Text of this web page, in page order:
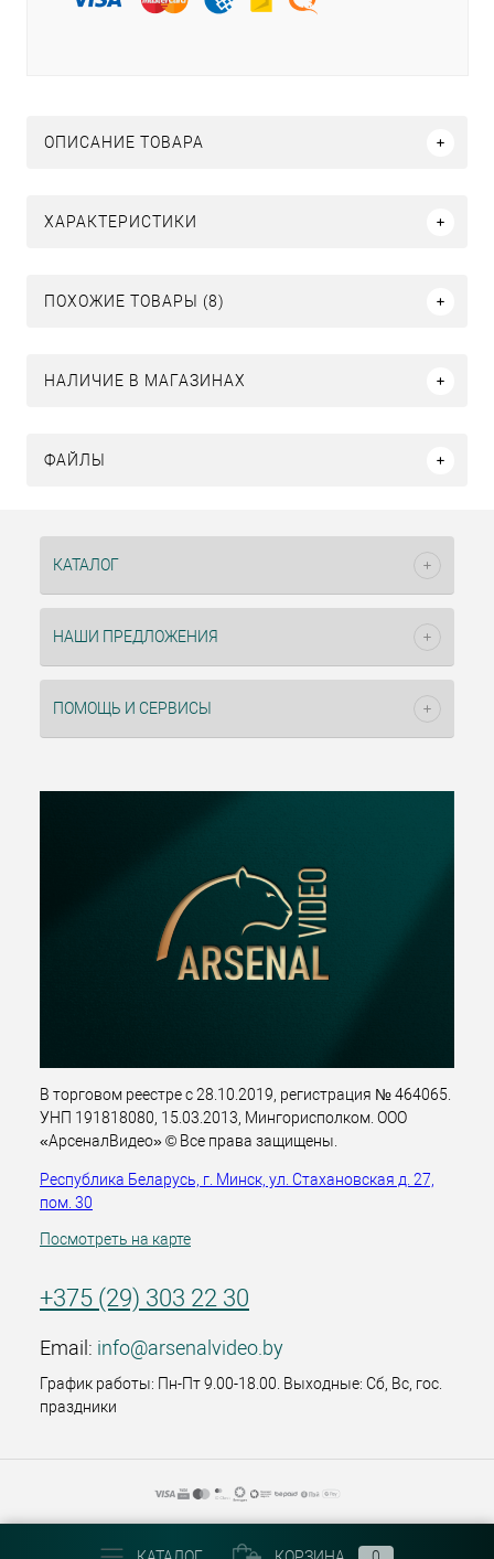
ОПИСАНИЕ ТОВАРА
ХАРАКТЕРИСТИКИ
ПОХОЖИЕ ТОВАРЫ (8)
НАЛИЧИЕ В МАГАЗИНАХ
ФАЙЛЫ
КАТАЛОГ
НАШИ ПРЕДЛОЖЕНИЯ
ПОМОЩЬ И СЕРВИСЫ
В торговом реестре с 28.10.2019, регистрация № 464065.
УНП 191818080, 15.03.2013, Мингорисполком. ООО
«АрсеналВидео» © Все права защищены.
Республика Беларусь, г. Минск, ул. Стахановская д. 27,
пом. 30
Посмотреть на карте
+375 (29) 303 22 30
Email: info@arsenalvideo.by
График работы: Пн-Пт 9.00-18.00. Выходные: Сб, Вс, гос.
праздники